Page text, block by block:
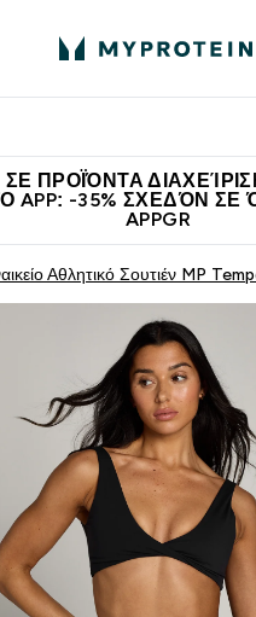
ΣΕ ΠΡΟΪΌΝΤΑ
APP: -35% ΣΧΕΔΌΝ ΣΕ
APPGR
Αθλητικό Σουτιέν MP